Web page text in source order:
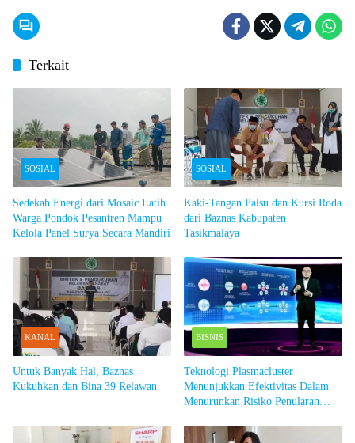
Terkait
SOSIAL
Sedekah Energi dari Mosaic Latih
Warga Pondok Pesantren Mampu
Kelola Panel Surya Secara Mandiri
SOSIAL
Kaki-Tangan Palsu dan Kursi Roda
dari Baznas Kabupaten
Tasikmalaya
KANAL
Untuk Banyak Hal, Baznas
Kukuhkan dan Bina 39 Relawan
BISNIS
Teknologi Plasmacluster
Menunjukkan Efektivitas Dalam
Menurunkan Risiko Penularan
Melalui Udara